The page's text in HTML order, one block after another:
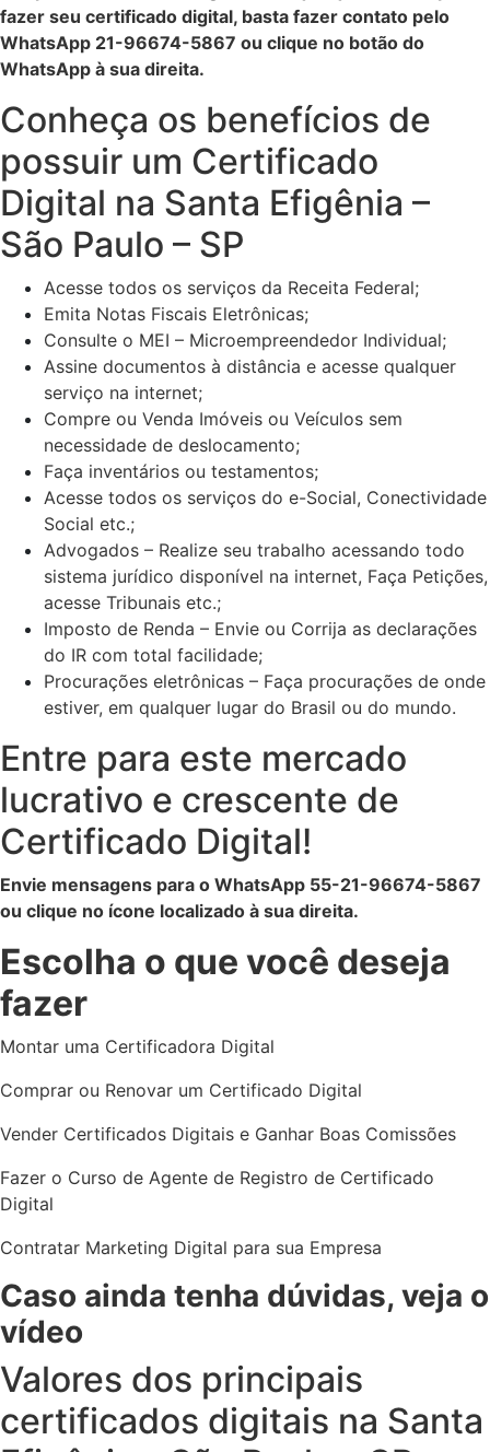
fazer seu certificado digital, basta fazer contato pelo
WhatsApp 21-96674-5867 ou clique no botão do
WhatsApp à sua direita.
Conheça os benefícios de
possuir um Certificado
Digital na Santa Efigênia –
São Paulo – SP
Acesse todos os serviços da Receita Federal;
Emita Notas Fiscais Eletrônicas;
Consulte o MEI – Microempreendedor Individual;
Assine documentos à distância e acesse qualquer
serviço na internet;
Compre ou Venda Imóveis ou Veículos sem
necessidade de deslocamento;
Faça inventários ou testamentos;
Acesse todos os serviços do e-Social, Conectividade
Social etc.;
Advogados – Realize seu trabalho acessando todo
sistema jurídico disponível na internet, Faça Petições,
acesse Tribunais etc.;
Imposto de Renda – Envie ou Corrija as declarações
do IR com total facilidade;
Procurações eletrônicas – Faça procurações de onde
estiver, em qualquer lugar do Brasil ou do mundo.
Entre para este mercado
lucrativo e crescente de
Certificado Digital!
Envie mensagens para o WhatsApp 55-21-96674-5867
ou clique no ícone localizado à sua direita.
Escolha o que você deseja
fazer
Montar uma Certificadora Digital
Comprar ou Renovar um Certificado Digital
Vender Certificados Digitais e Ganhar Boas Comissões
Fazer o Curso de Agente de Registro de Certificado
Digital
Contratar Marketing Digital para sua Empresa
Caso ainda tenha dúvidas, veja o
vídeo
Valores dos principais
certificados digitais na Santa